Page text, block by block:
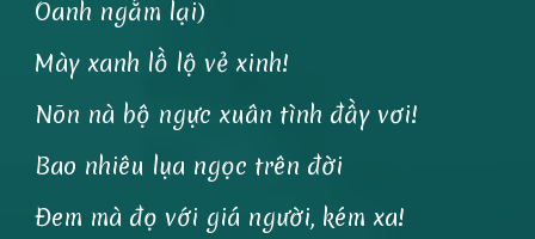
Oanh ngắm lại)
Mày xanh lồ lộ vẻ xinh!
Nõn nà bộ ngực xuân tình đầy vơi!
Bao nhiêu lụa ngọc trên đời
Đem mà đọ với giá người, kém xa!